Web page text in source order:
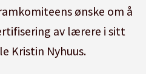
ønske om å
av lærere i sitt
Kristin Nyhuus.